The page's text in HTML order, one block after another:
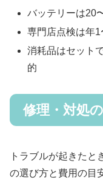
バッテリーは20
専門店点検は年
消耗品はセット
的
修理・対処
トラブルが起きたと
の選び方と費用の目